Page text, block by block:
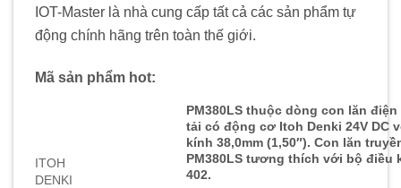
IOT-Master là nhà cung cấp tất cả các sản phẩm tự
động chính hãng trên toàn thế giới.
Mã sản phẩm hot:
ITOH
DENKI
PM380LS thuộc dòng con lăn
tải có động cơ Itoh Denki 24V DC
kính 38,0mm (1,50″). Con lăn
PM380LS tương thích với bộ điều
402.